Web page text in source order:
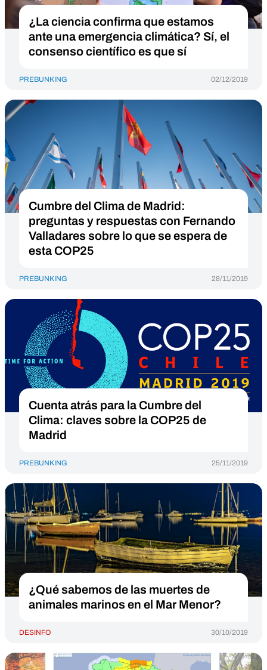
¿La ciencia confirma que estamos
ante una emergencia climática? Sí, el
consenso científico es que sí
PREBUNKING 02/12/2019
Cumbre del Clima de Madrid:
preguntas y respuestas con Fernando
Valladares sobre lo que se espera de
esta COP25
PREBUNKING 28/11/2019
Cuenta atrás para la Cumbre del
Clima: claves sobre la COP25 de
Madrid
PREBUNKING 25/11/2019
¿Qué sabemos de las muertes de
animales marinos en el Mar Menor?
DESINFO 30/10/2019